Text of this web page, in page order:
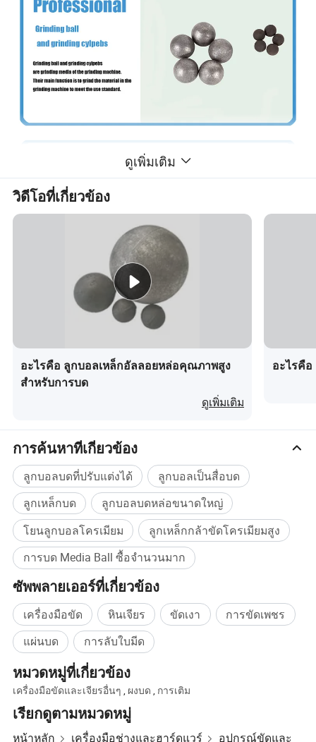
ชื่อ องค์ประกอบทางเคมี (%)
2.0 3.3
0.3 1.2 0.3 1.0 ≥1.0 ≤0.1 ≤0.06 การติดตาม
การติดตาม
TI
การติดตาม
การติดตาม การติดตาม การติดตาม การติดตาม การติดตาม การติดตาม
เส้นผ่านศูนย์กลาง 10 มม หมายเหตุ : ไม่ว่าจะเป็นการปรับองค์ประกอบทางเคมีหรือเพิ่มอัลลอย องค์ประกอบต่างๆราคาจะได้รับการตกลงตามสัญญา
ชื่อ HRC AK J/ cm2 โครงสร้างขนาดเล็ก
C-Carbide เพอร์ลี่ M-marensite
หมายเหตุ : ไม่ว่าจะเป็นการปรับองค์ประกอบทางเคมีหรือเพิ่มองค์ประกอบอัลลอยก็จะตกลงกันราคาตามสัญญา การออกเดินทางของส่วนประกอบทางเคมีตามขนาด GB227- 84
ดูเพิ่มเติม
วิดีโอที่เกี่ยวข้อง
อะไรคือ ลูกบอลเหล็กอัลลอยหล่อคุณภาพสูง
สำหรับการบด
ดูเพิ่มเติม
อะไรคื
การค้นหาที่เกี่ยวข้อง
ลูกบอลบดที่ปรับแต่งได้
ลูกบอลเป็นสื่อบด
ลูกเหล็กบด
ลูกบอลบดหล่อขนาดใหญ่
โยนลูกบอลโครเมียม
ลูกเหล็กกล้าขัดโครเมียมสูง
การบด Media Ball ซื้อจำนวนมาก
ซัพพลายเออร์ที่เกี่ยวข้อง
เครื่องมือขัด หินเจียร ขัดเงา
การขัดเพชร
แผ่นบด
การลับใบมีด
หมวดหมู่ที่เกี่ยวข้อง
เครื่องมือขัดและเจียรอื่นๆ , ผงบด , การเติม
เรียกดูตามหมวดหมู่
หน้าหลัก เครื่องมือช่างและฮาร์ดแวร์ อุปกรณ์ขัดและ